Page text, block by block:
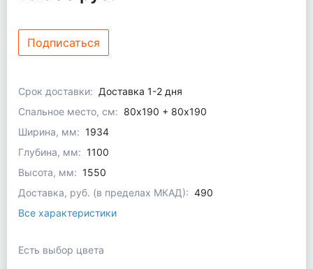
Подписаться
Срок доставки: Доставка 1-2 дня
Спальное место, см: 80x190 + 80х190
Ширина, мм: 1934
Глубина, мм: 1100
Высота, мм: 1550
Доставка, руб. (в пределах МКАД): 490
Все характеристики
Есть выбор цвета